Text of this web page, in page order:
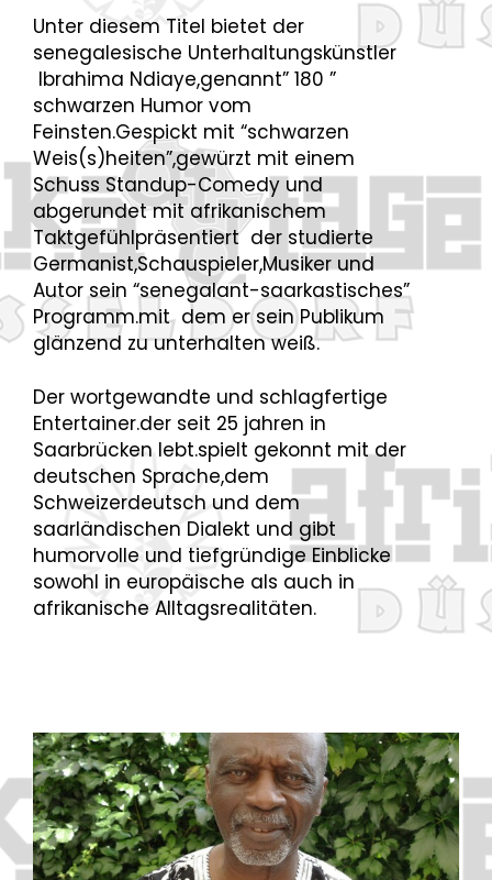
Unter diesem Titel bietet der
senegalesische Unterhaltungskünstler
lbrahima Ndiaye,genannt” 180 ”
schwarzen Humor vom
Feinsten.Gespickt mit “schwarzen
Weis(s)heiten”,gewürzt mit einem
Schuss Standup-Comedy und
abgerundet mit afrikanischem
Taktgefühlpräsentiert der studierte
Germanist,Schauspieler,Musiker und
Autor sein “senegalant-saarkastisches”
Programm.mit dem er sein Publikum
glänzend zu unterhalten weiß.
Der wortgewandte und schlagfertige
Entertainer.der seit 25 jahren in
Saarbrücken lebt.spielt gekonnt mit der
deutschen Sprache,dem
Schweizerdeutsch und dem
saarländischen Dialekt und gibt
humorvolle und tiefgründige Einblicke
sowohl in europäische als auch in
afrikanische Alltagsrealitäten.
Schauspieler / Regisseur
Tony